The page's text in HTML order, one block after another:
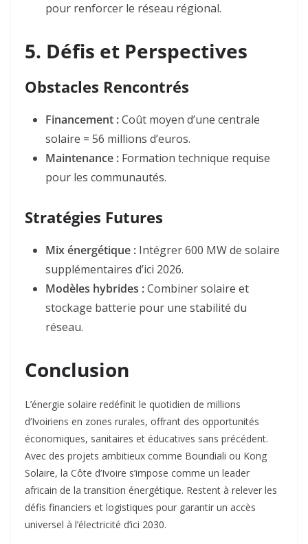
pour renforcer le réseau régional.
5. Défis et Perspectives
Obstacles Rencontrés
Financement :Coût moyen d’une centrale
solaire = 56 millions d’euros.
Maintenance : Formation technique requise
pour les communautés.
Stratégies Futures
Mix énergétique : Intégrer 600 MW de solaire
supplémentaires d’ici 2026.
Modèles hybrides :Combiner solaire et
stockage batterie pour une stabilité du
réseau.
Conclusion
L’énergie solaire redéfinit le quotidien de millions
d’Ivoiriens en zones rurales, offrant des opportunités
économiques, sanitaires et éducatives sans précédent.
Avec des projets ambitieux comme Boundiali ou Kong
Solaire, la Côte d’Ivoire s’impose comme un leader
africain de la transition énergétique. Restent à relever les
défis financiers et logistiques pour garantir un accès
universel à l’électricité d’ici 2030.